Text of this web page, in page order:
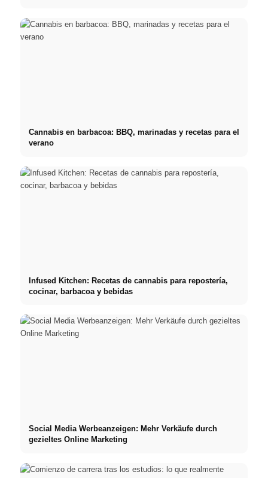
Cannabis en barbacoa: BBQ, marinadas y recetas para el
verano
Infused Kitchen: Recetas de cannabis para repostería,
cocinar, barbacoa y bebidas
Social Media Werbeanzeigen: Mehr Verkäufe durch
gezieltes Online Marketing